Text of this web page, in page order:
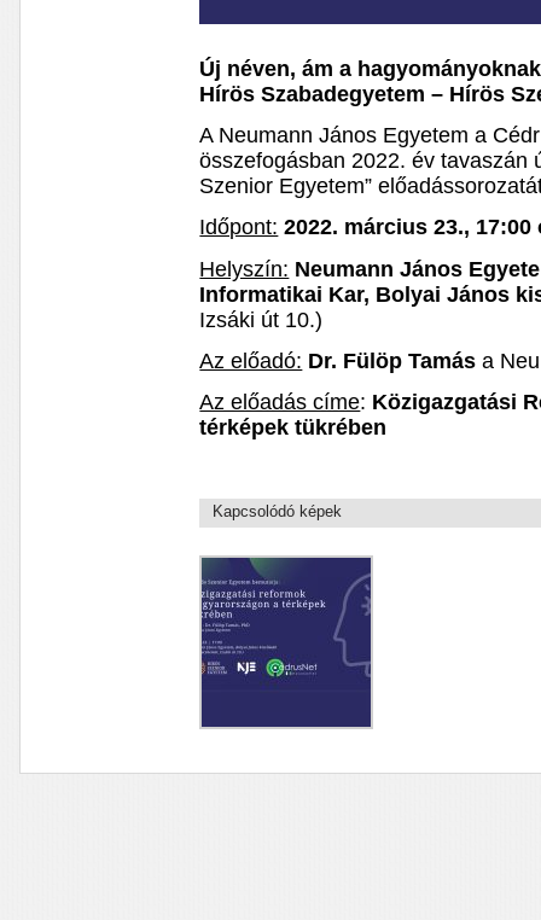
Új néven, ám a
Hírös Szabadegyetem – Hírös
A Neumann János Egyetem a
összefogásban 2022. év tavaszán
Szenior Egyetem”
Időpont: 2022. március 23., 17:00
Helyszín: Neumann János
Informatikai Kar, Bolyai János
Izsáki út 10.)
Az előadó: Dr. Fülöp Tamás a
Az előadás címe: Közigazgatási
térképek tükrében
Kapcsolódó képek